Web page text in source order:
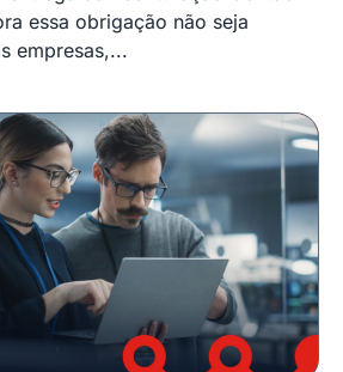
essa obrigação não seja
empresas,...